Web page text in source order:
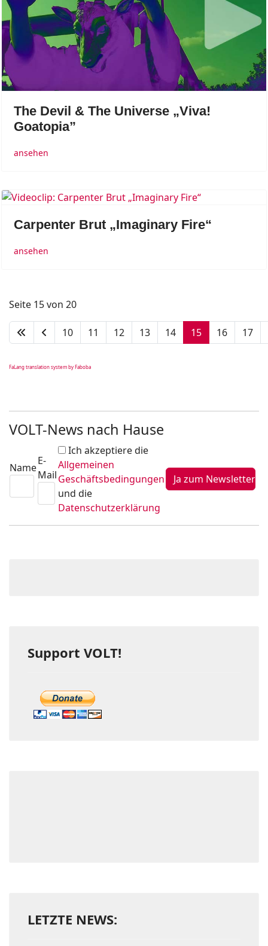
The Devil & The Universe „Viva!
Goatopia”
ansehen
Carpenter Brut „Imaginary Fire“
ansehen
Seite 15 von 20
10 11 12 13 14 15 16 17
FaLang translation system by Faboba
VOLT-News nach Hause
Name
E-
Mail
Ich akzeptiere die
Allgemeinen
Geschäftsbedingungen
und die
Datenschutzerklärung
Support VOLT!
LETZTE NEWS: